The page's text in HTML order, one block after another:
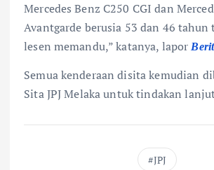
Mercedes Benz C250 CGI dan
Avantgarde berusia 53 dan 46
lesen memandu,” katanya, lapor
Semua kenderaan disita kemudian
Sita JPJ Melaka untuk tindakan
JPJ